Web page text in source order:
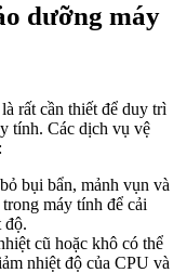
dưỡng máy
rất cần thiết để duy trì
tính. Các dịch vụ vệ
bụi bẩn, mảnh vụn và
máy tính để cải
độ.
cũ hoặc khô có thể
nhiệt độ của CPU và